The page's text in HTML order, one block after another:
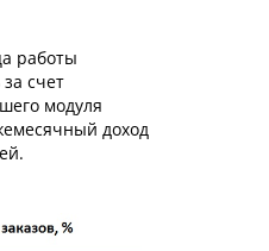
работы
счет
модуля
доход